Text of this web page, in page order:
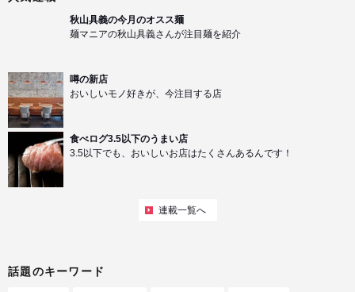
秋山具義の今月のオスス麺
麺マニアの秋山具義さんが注目麺を紹介
噂の新店
おいしいモノ好きが、今注目する店
食べログ3.5以下のうまい店
3.5以下でも、おいしいお店はたくさんあるんです！
連載一覧へ
話題のキーワード